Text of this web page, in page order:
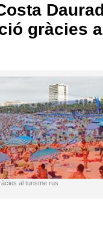
gràcies
al turisme rus